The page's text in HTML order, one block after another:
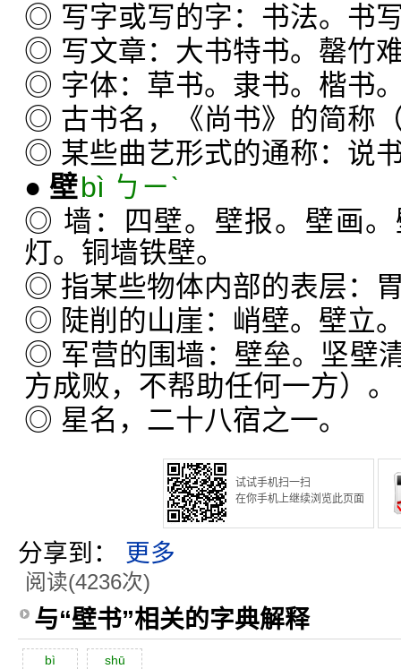
◎ 写字或写的字：书法。书
◎ 写文章：大书特书。罄竹
◎ 字体：草书。隶书。楷书
◎ 古书名，《尚书》的简称
◎ 某些曲艺形式的通称：说
● 壁bì ㄅㄧˋ
◎ 墙：四壁。壁报。壁画
灯。铜墙铁壁。
◎ 指某些物体内部的表层：
◎ 陡削的山崖：峭壁。壁立
◎ 军营的围墙：壁垒。坚壁
方成败，不帮助任何一方）。
◎ 星名，二十八宿之一。
试试手机扫一扫
在你手机上继续浏览此页面
分享到： 更多
阅读(4236次)
与“壁书”相关的字典解释
bì shū